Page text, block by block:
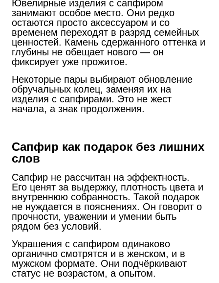
Ювелирные изделия с сапфиром
занимают особое место. Они редко
остаются просто аксессуаром и со
временем переходят в разряд семейных
ценностей. Камень сдержанного оттенка и
глубины не обещает нового — он
фиксирует уже прожитое.
Некоторые пары выбирают обновление
обручальных колец, заменяя их на
изделия с сапфирами. Это не жест
начала, а знак продолжения.
Сапфир как подарок без лишних
слов
Сапфир не рассчитан на эффектность.
Его ценят за выдержку, плотность цвета и
внутреннюю собранность. Такой подарок
не нуждается в пояснениях. Он говорит о
прочности, уважении и умении быть
рядом без условий.
Украшения с сапфиром одинаково
органично смотрятся и в женском, и в
мужском формате. Они подчёркивают
статус не возрастом, а опытом.